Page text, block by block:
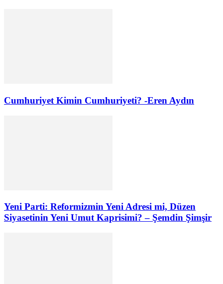
Cumhuriyet Kimin Cumhuriyeti? -Eren Aydın
Yeni Parti: Reformizmin Yeni Adresi mi, Düzen
Siyasetinin Yeni Umut Kaprisimi? – Şemdin Şimşir